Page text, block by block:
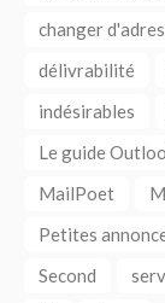
changer
délivrabilité
indésirables
Le guide
MailPoet
Petites
Second